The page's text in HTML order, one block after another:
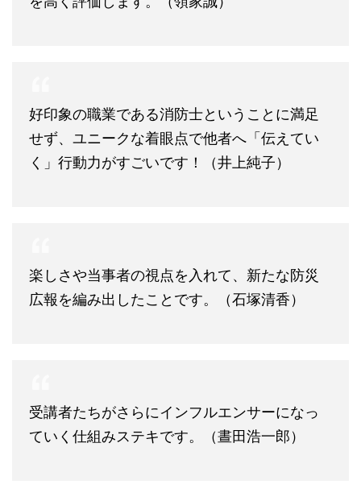
好印象の職業である消防士ということに満足
せず、ユニークな着眼点で他者へ「伝えてい
く」行動力がすごいです！（井上純子）
楽しさや当事者の視点を入れて、新たな防災
広報を編み出したことです。（石塚清香）
受講者たちがさらにインフルエンサーになっ
ていく仕組みステキです。（晝田浩一郎）